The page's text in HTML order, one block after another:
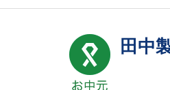
田中